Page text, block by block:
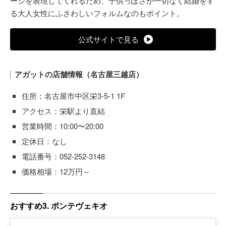
る大人女性にふさわしいフォルムなのもポイント。
公式サイトで見る
アガットの店舗情報（名古屋三越店）
住所：名古屋市中区栄3-5-1 1F
アクセス：栄駅より直結
営業時間：10:00〜20:00
定休日：なし
電話番号：052-252-3148
価格相場：12万円～
おすすめ3. ポンテヴェキオ